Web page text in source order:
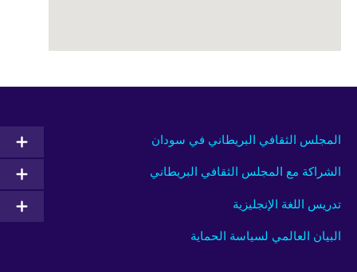
المجلس الثقافي البريطاني في سودان
الشراكة مع المجلس الثقافي البريطاني
تدريس اللغة الإنجليزية
البيان العالمي لسياسة الحماية